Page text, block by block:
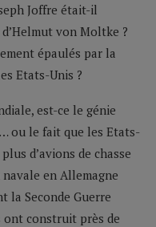
Joffre était-il
von Moltke ?
épaulés par la
Etats-Unis ?
est-ce le génie
ou le fait que les Etats-
d’avions de chasse
en Allemagne
la Seconde Guerre
ont construit près de